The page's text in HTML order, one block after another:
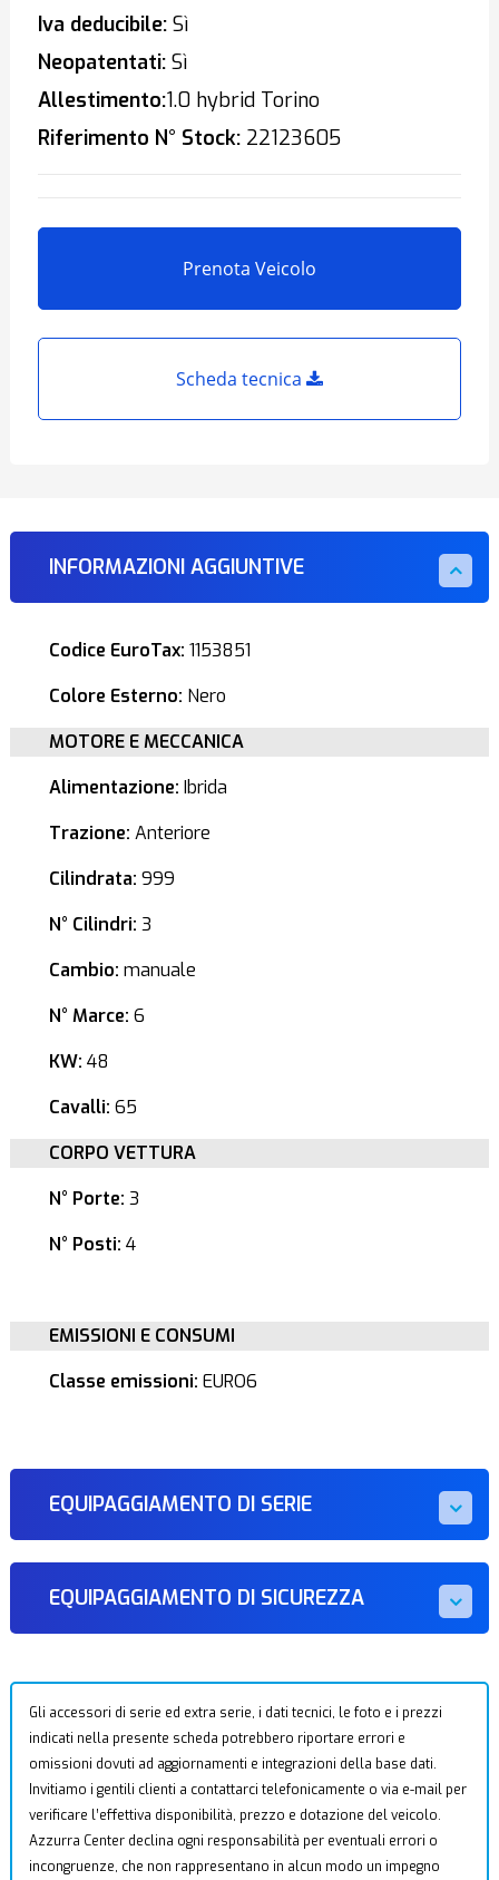
Iva deducibile:Sì
Neopatentati:Sì
Allestimento:1.0 hybrid Torino
Riferimento N° Stock:22123605
Prenota Veicolo
Scheda tecnica
INFORMAZIONI AGGIUNTIVE
Codice EuroTax: 1153851
Colore Esterno: Nero
MOTORE E MECCANICA
Alimentazione: Ibrida
Trazione: Anteriore
Cilindrata: 999
N° Cilindri: 3
Cambio: manuale
N° Marce: 6
KW: 48
Cavalli: 65
CORPO VETTURA
N° Porte: 3
N° Posti: 4
EMISSIONI E CONSUMI
Classe emissioni: EURO6
EQUIPAGGIAMENTO DI SERIE
EQUIPAGGIAMENTO DI SICUREZZA
Gli accessori di serie ed extra serie, i dati tecnici, le foto e i prezzi
indicati nella presente scheda potrebbero riportare errori e
omissioni dovuti ad aggiornamenti e integrazioni della base dati.
Invitiamo i gentili clienti a contattarci telefonicamente o via e-mail per
verificare l’effettiva disponibilità, prezzo e dotazione del veicolo.
Azzurra Center declina ogni responsabilità per eventuali errori o
incongruenze, che non rappresentano in alcun modo un impegno